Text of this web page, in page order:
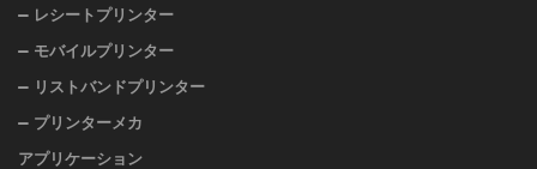
レシートプリンター
モバイルプリンター
リストバンドプリンター
プリンターメカ
アプリケーション